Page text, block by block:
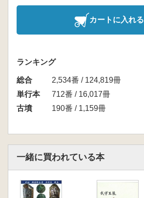
カートに入れる
ランキング
総合
2,534番 / 124,819冊
単行本
712番 / 16,017冊
古墳
190番 / 1,159冊
一緒に買われている本